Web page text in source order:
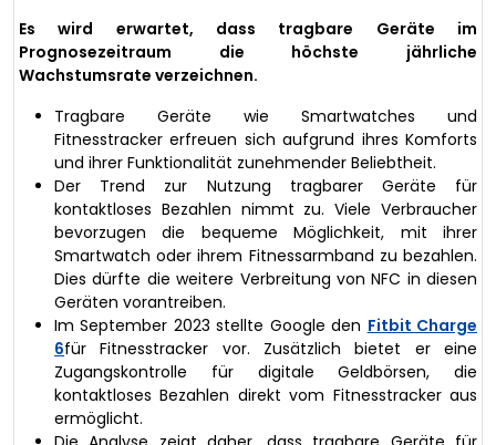
Es wird erwartet, dass tragbare Geräte im
Prognosezeitraum die höchste jährliche
Wachstumsrate verzeichnen.
Tragbare Geräte wie Smartwatches und
Fitnesstracker erfreuen sich aufgrund ihres Komforts
und ihrer Funktionalität zunehmender Beliebtheit.
Der Trend zur Nutzung tragbarer Geräte für
kontaktloses Bezahlen nimmt zu. Viele Verbraucher
bevorzugen die bequeme Möglichkeit, mit ihrer
Smartwatch oder ihrem Fitnessarmband zu bezahlen.
Dies dürfte die weitere Verbreitung von NFC in diesen
Geräten vorantreiben.
Im September 2023 stellte Google den Fitbit Charge
6für Fitnesstracker vor. Zusätzlich bietet er eine
Zugangskontrolle für digitale Geldbörsen, die
kontaktloses Bezahlen direkt vom Fitnesstracker aus
ermöglicht.